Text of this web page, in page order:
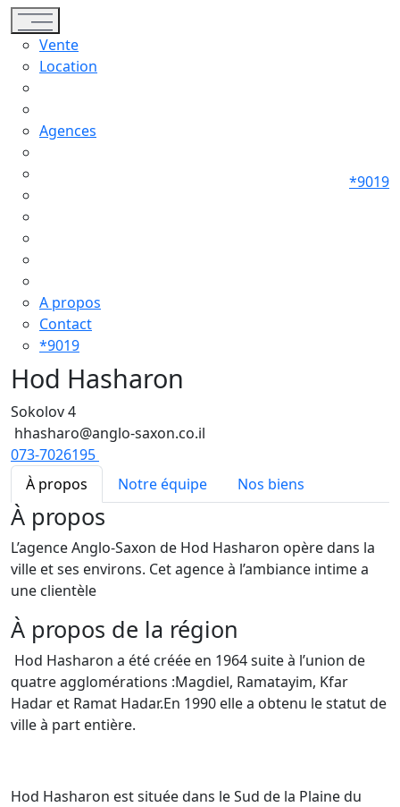
Toggle navigation
Vente
Location
Agences
A propos
Contact
*9019
*9019
Hod Hasharon
Sokolov 4
hhasharo@anglo-saxon.co.il
073-7026195
À propos
Notre équipe Nos biens
À propos
L’agence Anglo-Saxon de Hod Hasharon opère dans la
ville et ses environs. Cet agence à l’ambiance intime a
une clientèle
À propos de la région
Hod Hasharon a été créée en 1964 suite à l’union de
quatre agglomérations :Magdiel, Ramatayim, Kfar
Hadar et Ramat Hadar.En 1990 elle a obtenu le statut de
ville à part entière.
Hod Hasharon est située dans le Sud de la Plaine du